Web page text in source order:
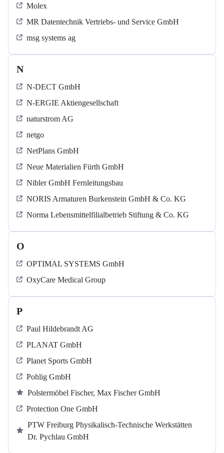
Molex
MR Datentechnik Vertriebs- und Service GmbH
msg systems ag
N
N-DECT GmbH
N-ERGIE Aktiengesellschaft
naturstrom AG
netgo
NetPlans GmbH
Neue Materialien Fürth GmbH
Nibler GmbH Fernleitungsbau
NORIS Armaturen Burkenstein GmbH & Co. KG
Norma Lebensmittelfilialbetrieb Stiftung & Co. KG
O
OPTIMAL SYSTEMS GmbH
OxyCare Medical Group
P
Paul Hildebrandt AG
PLANAT GmbH
Planet Sports GmbH
Pohlig GmbH
Polstermöbel Fischer, Max Fischer GmbH
Protection One GmbH
PTW Freiburg Physikalisch-Technische Werkstätten
Dr. Pychlau GmbH